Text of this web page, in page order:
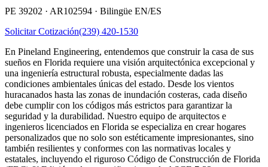
PE 39202 · AR102594 · Bilingüe EN/ES
Solicitar Cotización(239) 420-1530
En Pineland Engineering, entendemos que construir la casa de sus
sueños en Florida requiere una visión arquitectónica excepcional y
una ingeniería estructural robusta, especialmente dadas las
condiciones ambientales únicas del estado. Desde los vientos
huracanados hasta las zonas de inundación costeras, cada diseño
debe cumplir con los códigos más estrictos para garantizar la
seguridad y la durabilidad. Nuestro equipo de arquitectos e
ingenieros licenciados en Florida se especializa en crear hogares
personalizados que no solo son estéticamente impresionantes, sino
también resilientes y conformes con las normativas locales y
estatales, incluyendo el riguroso Código de Construcción de Florida